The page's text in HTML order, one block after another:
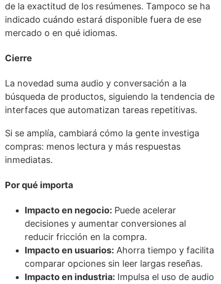
de la exactitud de los resúmenes. Tampoco se ha
indicado cuándo estará disponible fuera de ese
mercado o en qué idiomas.
Cierre
La novedad suma audio y conversación a la
búsqueda de productos, siguiendo la tendencia de
interfaces que automatizan tareas repetitivas.
Si se amplía, cambiará cómo la gente investiga
compras: menos lectura y más respuestas
inmediatas.
Por qué importa
Impacto en negocio: Puede acelerar
decisiones y aumentar conversiones al
reducir fricción en la compra.
Impacto en usuarios: Ahorra tiempo y facilita
comparar opciones sin leer largas reseñas.
Impacto en industria: Impulsa el uso de audio